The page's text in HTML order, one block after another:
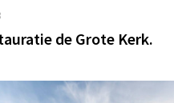
de Grote Kerk.